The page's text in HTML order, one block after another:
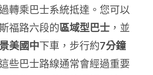
轉乘巴士系統抵達。您可以
福路六段的區域型巴士 ，並
景美國中下車，步行約7分鐘
些巴士路線通常會經過重要